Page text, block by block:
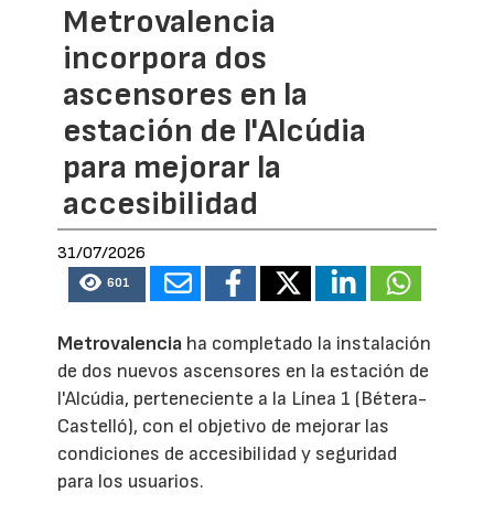
Metrovalencia
incorpora dos
ascensores en la
estación de l'Alcúdia
para mejorar la
accesibilidad
31/07/2026
601
Metrovalencia ha completado la instalación
de dos nuevos ascensores en la estación de
l'Alcúdia, perteneciente a la Línea 1 (Bétera-
Castelló), con el objetivo de mejorar las
condiciones de accesibilidad y seguridad
para los usuarios.